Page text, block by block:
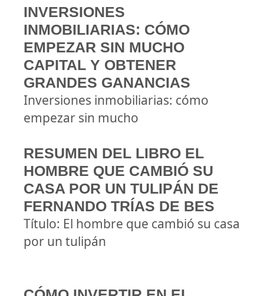
INVERSIONES
INMOBILIARIAS: CÓMO
EMPEZAR SIN MUCHO
CAPITAL Y OBTENER
GRANDES GANANCIAS
Inversiones inmobiliarias: cómo
empezar sin mucho
RESUMEN DEL LIBRO EL
HOMBRE QUE CAMBIÓ SU
CASA POR UN TULIPÁN DE
FERNANDO TRÍAS DE BES
Título: El hombre que cambió su casa
por un tulipán